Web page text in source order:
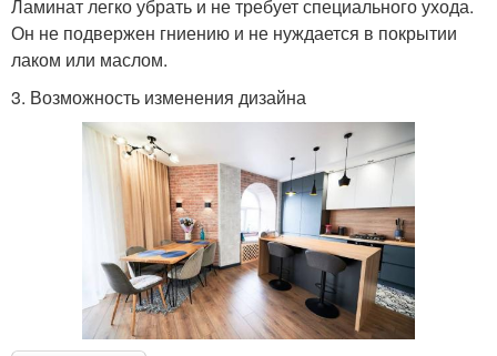
Ламинат легко убрать и не требует специального ухода.
Он не подвержен гниению и не нуждается в покрытии
лаком или маслом.
3. Возможность изменения дизайна